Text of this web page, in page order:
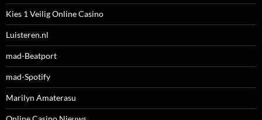
Kies 1 Veilig Online Casino
Luisteren.nl
mad-Beatport
mad-Spotify
Marilyn Amaterasu